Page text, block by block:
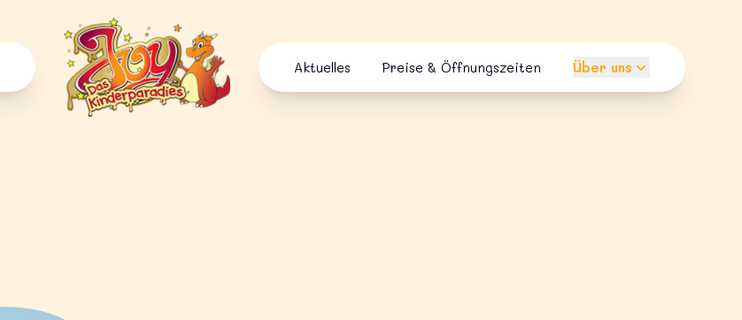
Joy Kinderparadies
Aktuelles Preise & Öffnungszeiten Über uns